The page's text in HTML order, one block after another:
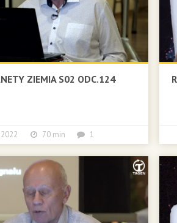
ZIEMIA S02 ODC.124
2022 70 min 1